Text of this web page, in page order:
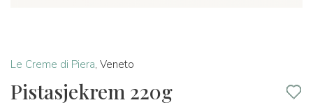
Le Creme di Piera, Veneto
Pistasjekrem 220g